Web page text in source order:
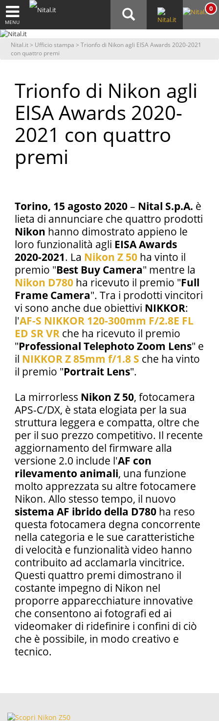
MENU
0
Nital.it> Ufficio stampa > Trionfo di Nikon agli EISA Awards 2020-2021
con quattro premi
Trionfo di Nikon agli
EISA Awards 2020-
2021 con quattro
premi
Torino, 15 agosto 2020– Nital S.p.A. è
lieta di annunciare che quattro prodotti
Nikon hanno dimostrato appieno le
loro funzionalità agli EISA Awards
2020-2021. La Nikon Z 50 ha vinto il
premio "Best Buy Camera" mentre la
Nikon D780 ha ricevuto il premio "Full
Frame Camera". Tra i prodotti vincitori
vi sono anche due obiettivi NIKKOR:
l'AF-S NIKKOR 120-300mm F/2.8E FL
ED SR VR che ha ricevuto il premio
"Professional Telephoto Zoom Lens" e
il NIKKOR Z 85mm f/1.8 S che ha vinto
il premio "Portrait Lens".
La mirrorless Nikon Z 50, fotocamera
APS-C/DX, è stata elogiata per la sua
struttura leggera e compatta, oltre che
per il suo prezzo competitivo. Il recente
aggiornamento del firmware alla
versione 2.0 include l'AF con
rilevamento animali, una funzione
molto apprezzata su altre fotocamere
Nikon. Allo stesso tempo, il nuovo
sistema AF ibrido della D780 ha reso
questa fotocamera degna concorrente
nella categoria e le sue caratteristiche
di velocità e funzionalità video hanno
contribuito ad acclamarla vincitrice.
Questi quattro premi dimostrano il
costante impegno di Nikon nel
proporre apparecchiature innovative
che consentono ai fotografi ed ai
videomaker di ridefinire i confini di ciò
che è possibile, in modo creativo e
tecnico.